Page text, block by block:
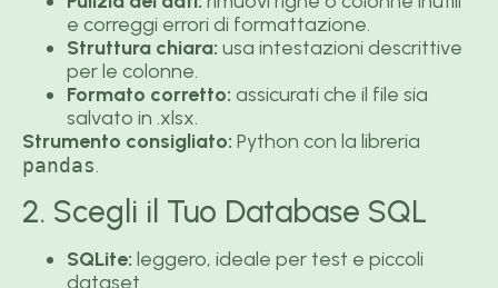
e correggi errori di formattazione.
Struttura chiara: usa intestazioni descrittive
per le colonne.
Formato corretto: assicurati che il file sia
salvato in .xlsx.
Strumento consigliato: Python con la libreria
pandas.
2. Scegli il Tuo Database SQL
SQLite: leggero, ideale per test e piccoli
dataset.